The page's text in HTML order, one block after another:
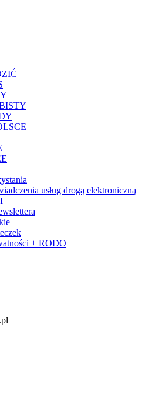
usług drogą elektroniczną
+ RODO